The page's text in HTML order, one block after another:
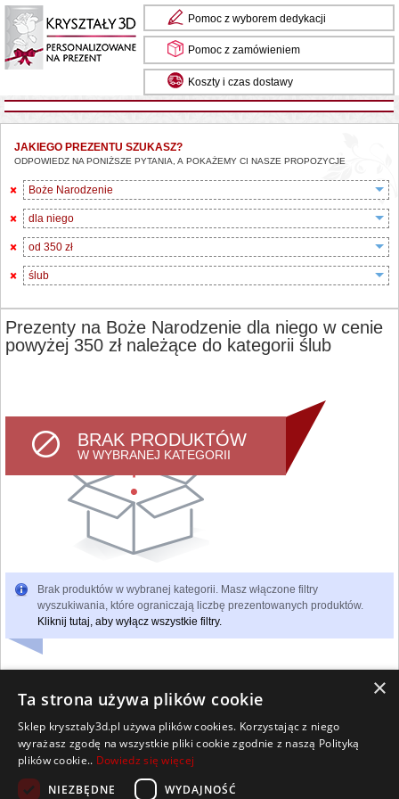
Pomoc z wyborem dedykacji
Pomoc z zamówieniem
Koszty i czas dostawy
JAKIEGO PREZENTU SZUKASZ?
ODPOWIEDZ NA PONIŻSZE PYTANIA, A POKAŻEMY CI NASZE PROPOZYCJE
Boże Narodzenie
dla niego
od 350 zł
ślub
Prezenty na Boże Narodzenie dla niego w cenie
powyżej 350 zł należące do kategorii ślub
BRAK PRODUKTÓW
W WYBRANEJ KATEGORII
Brak produktów w wybranej kategorii. Masz włączone filtry
wyszukiwania, które ograniczają liczbę prezentowanych produktów.
Kliknij tutaj, aby wyłącz wszystkie filtry.
Wszelkie prawa zastrzeżone
Kontakt Współpraca Regulamin
Pomoc Strona główna
×
Ta strona używa plików cookie
Sklep krysztaly3d.pl używa plików cookies. Korzystając z niego
wyrażasz zgodę na wszystkie pliki cookie zgodnie z naszą Polityką
plików cookie.. Dowiedz się więcej
NIEZBĘDNE
WYDAJNOŚĆ